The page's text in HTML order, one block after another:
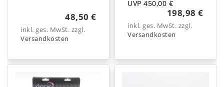
48,50 €
inkl. ges. MwSt. zzgl.
Versandkosten
UVP 450,00 €
198,98 €
inkl. ges. MwSt. zzgl.
Versandkosten